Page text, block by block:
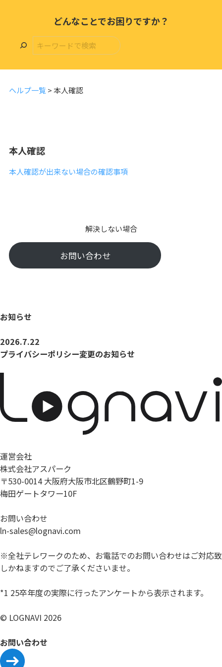
どんなことでお困りですか？
ヘルプ一覧 >本人確認
本人確認
本人確認が出来ない場合の確認事項
解決しない場合
お問い合わせ
お知らせ
2026.7.22
プライバシーポリシー変更のお知らせ
運営会社
株式会社アスパーク
〒530-0014 大阪府大阪市北区鶴野町1-9
梅田ゲートタワー10F
お問い合わせ
ln-sales@lognavi.com
※全社テレワークのため、お電話でのお問い合わせはご対応致
しかねますのでご了承くださいませ。
*1 25卒年度の実際に行ったアンケートから表示されます。
© LOGNAVI 2026
お問い合わせ